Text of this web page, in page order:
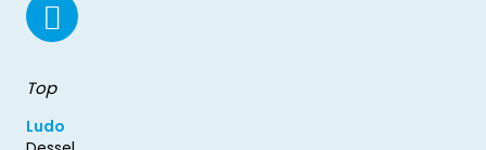
Top
Ludo